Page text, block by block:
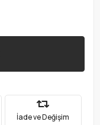
İade ve Değişim